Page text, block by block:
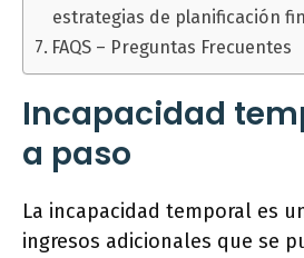
estrategias de planificación
FAQS – Preguntas Frecuentes
Incapacidad
a paso
La incapacidad temporal es
ingresos adicionales que se